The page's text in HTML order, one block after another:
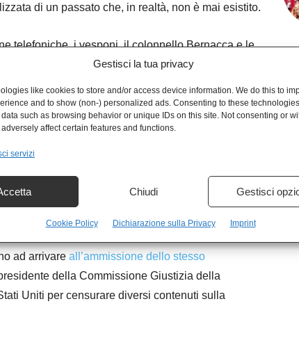
Gestisci la tua privacy
like cookies to store and/or access device information. We do this to
and to show (non-) personalized ads. Consenting to these
such as browsing behavior or unique IDs on this site. Not consenting or
affect certain features and functions.
servizi
Chiudi Gestisci
Cookie Policy Dichiarazione sulla Privacy Imprint
di un passato che, in realtà, non è mai esistito.
telefoniche, i vesponi, il colonnello Bernacca e le
le manifestazioni oceaniche per difendere i diritti
il ritratto di Stalin sopra il letto…
è politica, manco a dirlo. Per affrontare la
e niente, Facebook aveva avviato iniziative
contenuti ritenuti pericolosi per la salute
come si voleva far credere, e le implicazioni
discorsi da bar sono diventati fatti gettati
ad arrivare all’ammissione dello stesso
della Commissione Giustizia della
Uniti per censurare diversi contenuti sulla